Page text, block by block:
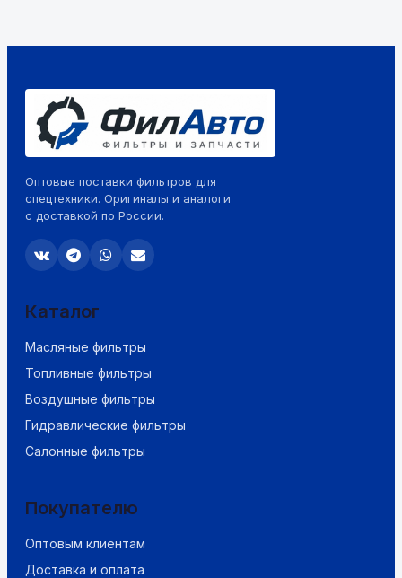
Оптовые поставки фильтров для
спецтехники. Оригиналы и аналоги
с доставкой по России.
Каталог
Масляные фильтры
Топливные фильтры
Воздушные фильтры
Гидравлические фильтры
Салонные фильтры
Покупателю
Оптовым клиентам
Доставка и оплата